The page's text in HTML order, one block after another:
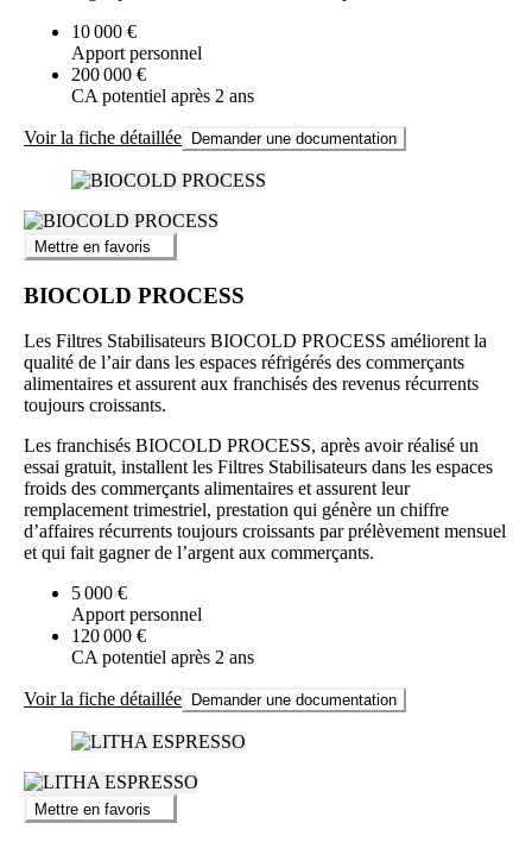
10 000 €
Apport personnel
200 000 €
CA potentiel après 2 ans
Voir la fiche détaillée Demander une documentation
Mettre en favoris
BIOCOLD PROCESS
Les Filtres Stabilisateurs BIOCOLD PROCESS améliorent la
qualité de l’air dans les espaces réfrigérés des commerçants
alimentaires et assurent aux franchisés des revenus récurrents
toujours croissants.
Les franchisés BIOCOLD PROCESS, après avoir réalisé un
essai gratuit, installent les Filtres Stabilisateurs dans les espaces
froids des commerçants alimentaires et assurent leur
remplacement trimestriel, prestation qui génère un chiffre
d’affaires récurrents toujours croissants par prélèvement mensuel
et qui fait gagner de l’argent aux commerçants.
5 000 €
Apport personnel
120 000 €
CA potentiel après 2 ans
Voir la fiche détaillée Demander une documentation
Mettre en favoris